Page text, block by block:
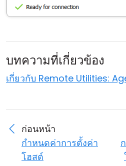
บทความที่เกี่ยวข้อง
เกี่ยวกับ Remote Utilities:
ก่อนหน้า
กำหนดค่าการตั้งค่า
โฮสต์